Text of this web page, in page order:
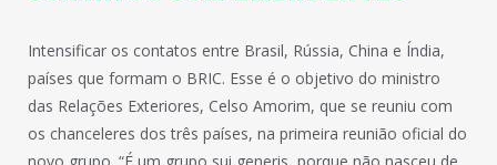
Intensificar os contatos entre Brasil, Rússia, China e Índia,
países que formam o BRIC. Esse é o objetivo do ministro
das Relações Exteriores, Celso Amorim, que se reuniu com
os chanceleres dos três países, na primeira reunião oficial do